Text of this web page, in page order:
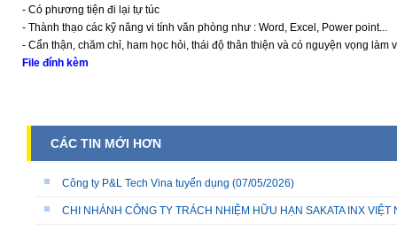
- Có phương tiện đi lại tự túc
- Thành thạo các kỹ năng vi tính văn phòng như : Word, Excel, Power point...
- Cẩn thận, chăm chỉ, ham học hỏi, thái độ thân thiện và có nguyện vọng làm
File đính kèm
CÁC TIN MỚI HƠN
Công ty P&L Tech Vina tuyển dụng (07/05/2026)
CHI NHÁNH CÔNG TY TRÁCH NHIỆM HỮU HẠN SAKATA INX